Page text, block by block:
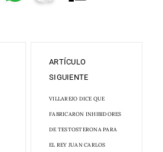
ARTÍCULO
SIGUIENTE
VILLAREJO DICE QUE
FABRICARON INHIBIDORES
DE TESTOSTERONA PARA
EL REY JUAN CARLOS